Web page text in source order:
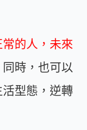
的人，未來
同時，也可以
型態，逆轉